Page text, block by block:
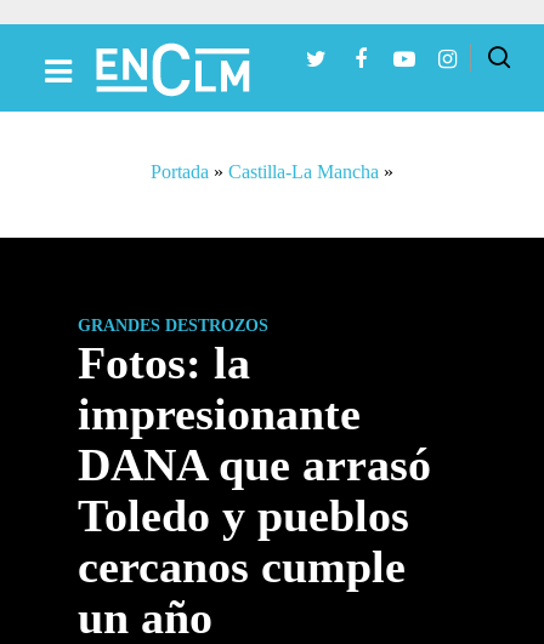
Portada » Castilla-La Mancha »
GRANDES DESTROZOS
Fotos: la
impresionante
DANA que arrasó
Toledo y pueblos
cercanos cumple
un año